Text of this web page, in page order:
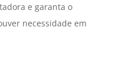
e garanta o
necessidade em